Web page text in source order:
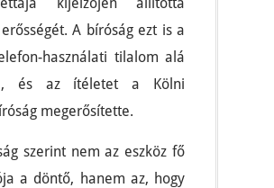
A bíróság ezt is a
használati tilalom alá
és az ítéletet a Kölni
megerősítette.
szerint nem az eszköz fő
a döntő, hanem az, hogy